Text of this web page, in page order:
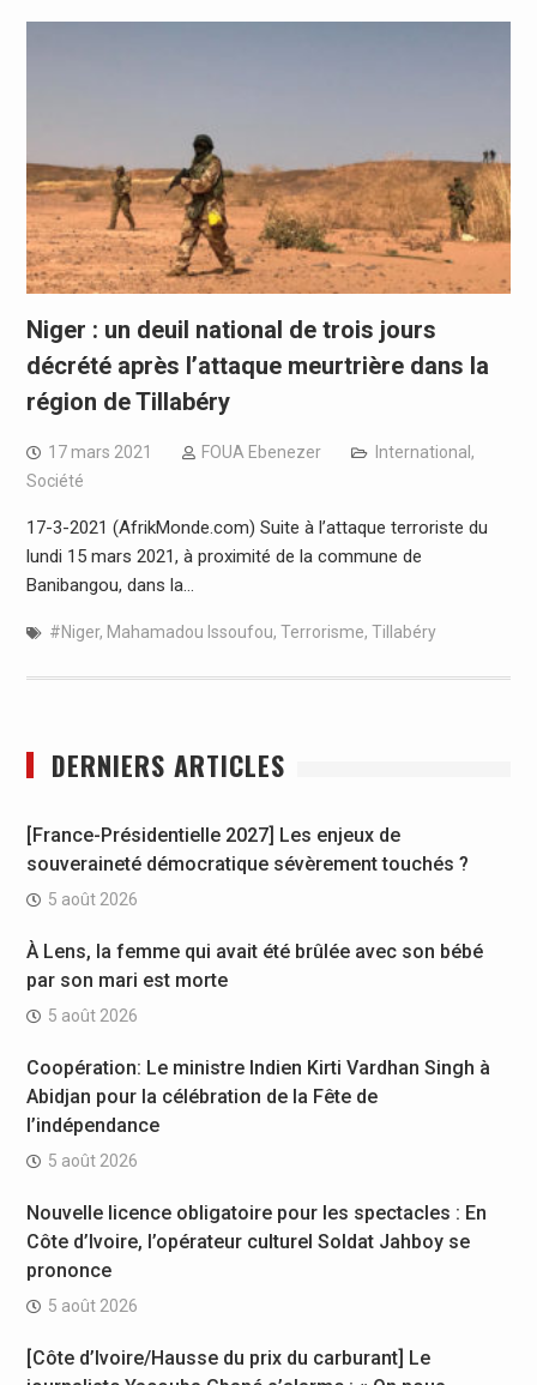
Niger : un deuil national de trois jours
décrété après l’attaque meurtrière dans la
région de Tillabéry
17 mars 2021 FOUA Ebenezer International ,
Société
17-3-2021 (AfrikMonde.com) Suite à l’attaque terroriste du
lundi 15 mars 2021, à proximité de la commune de
Banibangou, dans la…
#Niger, Mahamadou Issoufou, Terrorisme, Tillabéry
DERNIERS ARTICLES
[France-Présidentielle 2027] Les enjeux de
souveraineté démocratique sévèrement touchés ?
5 août 2026
À Lens, la femme qui avait été brûlée avec son bébé
par son mari est morte
5 août 2026
Coopération: Le ministre Indien Kirti Vardhan Singh à
Abidjan pour la célébration de la Fête de
l’indépendance
5 août 2026
Nouvelle licence obligatoire pour les spectacles : En
Côte d’Ivoire, l’opérateur culturel Soldat Jahboy se
prononce
5 août 2026
[Côte d’Ivoire/Hausse du prix du carburant] Le